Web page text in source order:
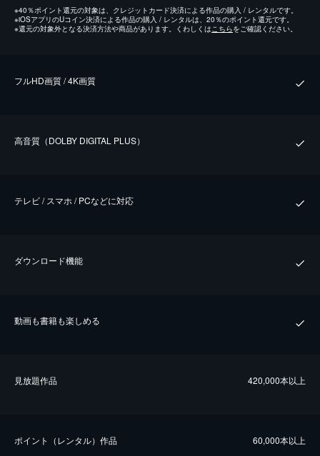
※40％ポイント還元の対象は、クレジットカード決済による作品の購入 / レンタルです。
※iOSアプリのUコイン決済による作品の購入 / レンタルは、20％のポイント還元です。
※還元の対象外となる決済方法や商品があります。くわしくはこちらをご確認ください。
フルHD画質 / 4K画質
⾼⾳質（DOLBY DIGITAL PLUS）
テレビ / スマホ / PCなどに対応
ダウンロード機能
動画も書籍も楽しめる
⾒放題作品 420,000本以上
ポイント（レンタル）作品 60,000本以上